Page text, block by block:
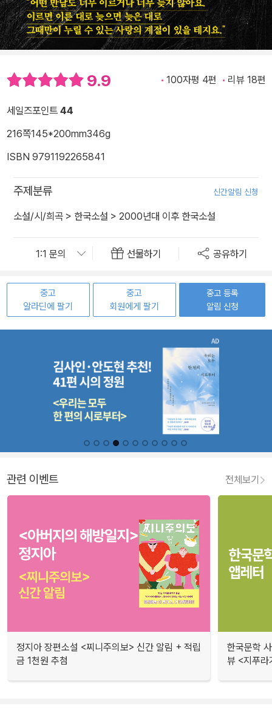
9.9 100자평 4편 리뷰 18편
세일즈포인트 44
216쪽145*200mm346g
ISBN 9791192265841
주제분류 신간알림 신청
소설/시/희곡 > 한국소설 > 2000년대 이후 한국소설
선물하기 공유하기
중고
알라딘에 팔기
중고
회원에게 팔기
중고 등록
알림 신청
관련 이벤트 전체보기
정지아 장편소설 <찌니주의보> 신간 알림 + 적립
금 1천원 추첨
한국문학
뷰 <지푸라